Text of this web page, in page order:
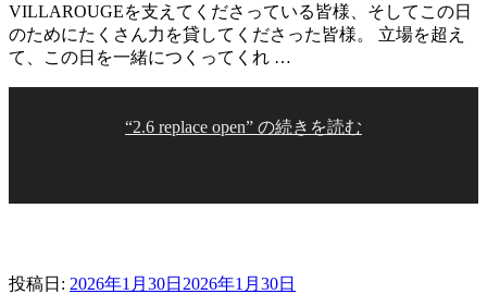
VILLAROUGEを支えてくださっている皆様、そしてこの日
のためにたくさん力を貸してくださった皆様。 立場を超え
て、この日を一緒につくってくれ …
“2.6 replace open” の続きを読む
投稿日: 2026年1月30日 2026年1月30日